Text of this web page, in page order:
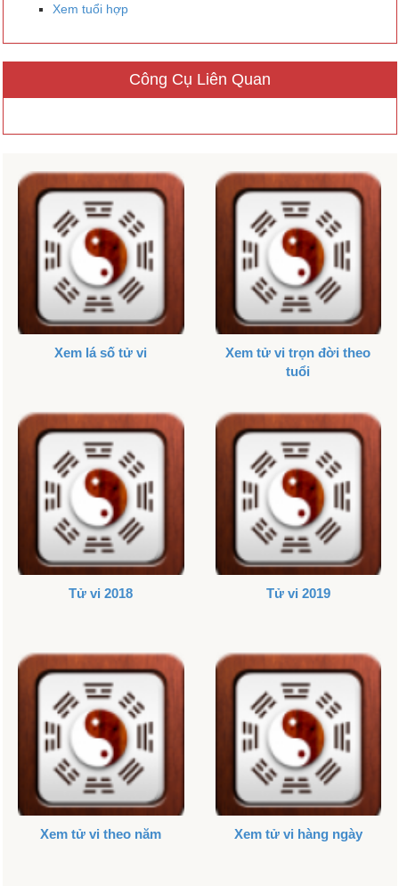
Xem tuổi hợp
Công Cụ Liên Quan
Xem lá số tử vi
Xem tử vi trọn đời theo
tuổi
Tử vi 2018 Tử vi 2019
Xem tử vi theo năm Xem tử vi hàng ngày